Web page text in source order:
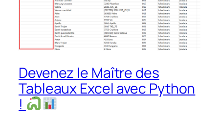
Devenez le Maître des
Tableaux Excel avec Python
!